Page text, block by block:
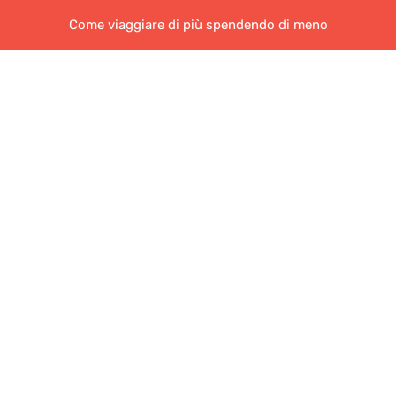
Come viaggiare di più spendendo di meno